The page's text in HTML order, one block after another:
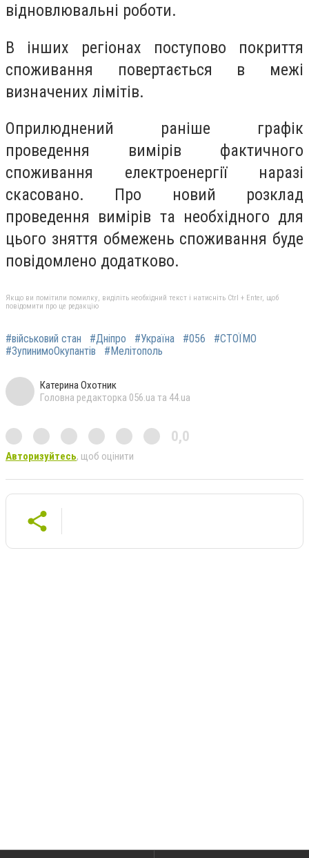
відновлювальні роботи.
В інших регіонах поступово покриття
споживання повертається в межі
визначених лімітів.
Оприлюднений раніше графік
проведення вимірів фактичного
споживання електроенергії наразі
скасовано. Про новий розклад
проведення вимірів та необхідного для
цього зняття обмежень споживання буде
повідомлено додатково.
Якщо ви помітили помилку, виділіть необхідний текст і натисніть Ctrl + Enter, щоб
повідомити про це редакцію
#військовий стан #Дніпро #Україна #056
#СТОЇМО
#ЗупинимоОкупантів
#Мелітополь
Катерина Охотник
Головна редакторка 056.ua та 44.ua
0,0
Авторизуйтесь, щоб оцінити